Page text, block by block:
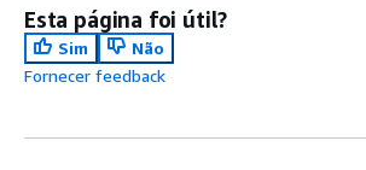
Esta página foi útil?
Sim
Não
Fornecer feedback